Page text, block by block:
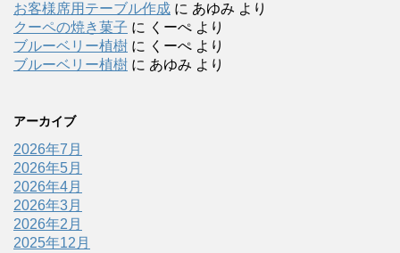
お客様席用テーブル作成 に あゆみ より
クーペの焼き菓子 に くーぺ より
ブルーベリー植樹 に くーぺ より
ブルーベリー植樹 に あゆみ より
アーカイブ
2026年7月
2026年5月
2026年4月
2026年3月
2026年2月
2025年12月